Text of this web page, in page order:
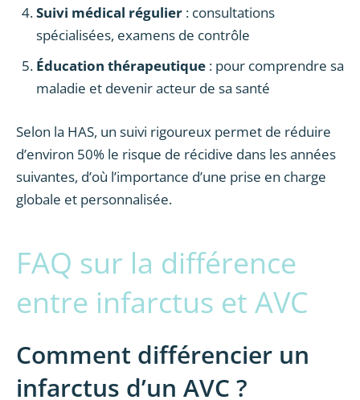
Suivi médical régulier : consultations
spécialisées, examens de contrôle
Éducation thérapeutique : pour comprendre sa
maladie et devenir acteur de sa santé
Selon la HAS, un suivi rigoureux permet de réduire
d’environ 50% le risque de récidive dans les années
suivantes, d’où l’importance d’une prise en charge
globale et personnalisée.
FAQ sur la différence
entre infarctus et AVC
Comment différencier un
infarctus d’un AVC ?